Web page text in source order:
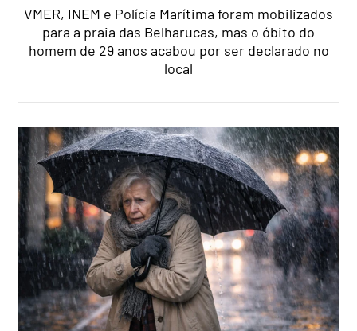
VMER, INEM e Polícia Marítima foram mobilizados
para a praia das Belharucas, mas o óbito do
homem de 29 anos acabou por ser declarado no
local